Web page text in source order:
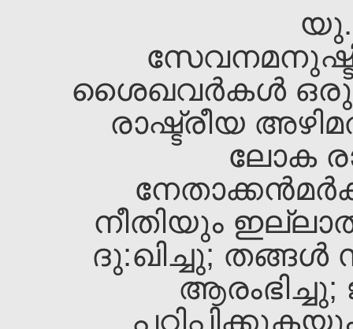
ശൈഖവര്‍കള്‍
രാഷ്ട്രീയ
ലോക
നീതിയും
ദു:ഖിച്ചു;
ആരംഭിച്ചു;